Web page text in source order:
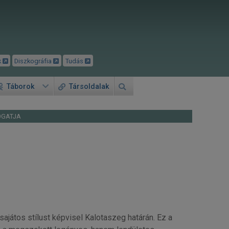
Diszkográfia Tudás
Táborok Társoldalak
stílust képvisel Kalotaszeg határán. Ez a